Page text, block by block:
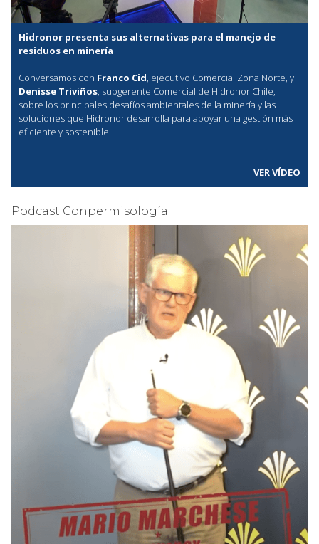
Hidronor presenta sus alternativas para el manejo de
residuos en minería
Conversamos con Franco Cid, ejecutivo Comercial Zona Norte, y
Denisse Triviños, subgerente Comercial de Hidronor Chile,
sobre los principales desafíos ambientales de la minería y las
soluciones que Hidronor desarrolla para apoyar una gestión más
eficiente y sostenible.
VER VÍDEO
Podcast Conpermisología